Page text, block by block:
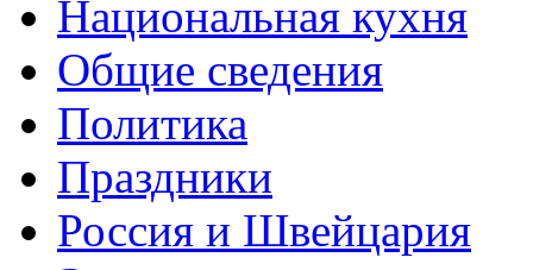
Национальная кухня
Общие сведения
Политика
Праздники
Россия и Швейцария